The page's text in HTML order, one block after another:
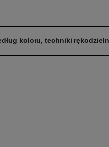
koloru, techniki